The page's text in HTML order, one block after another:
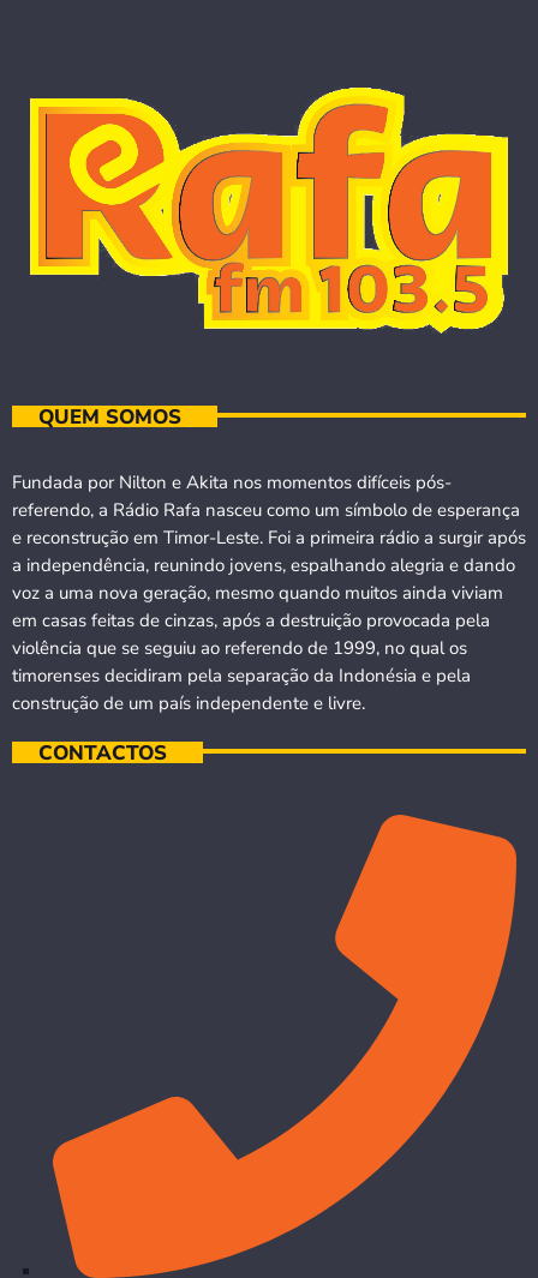
QUEM SOMOS
Fundada por Nilton e Akita nos momentos difíceis pós-
referendo, a Rádio Rafa nasceu como um símbolo de esperança
e reconstrução em Timor-Leste. Foi a primeira rádio a surgir após
a independência, reunindo jovens, espalhando alegria e dando
voz a uma nova geração, mesmo quando muitos ainda viviam
em casas feitas de cinzas, após a destruição provocada pela
violência que se seguiu ao referendo de 1999, no qual os
timorenses decidiram pela separação da Indonésia e pela
construção de um país independente e livre.
CONTACTOS